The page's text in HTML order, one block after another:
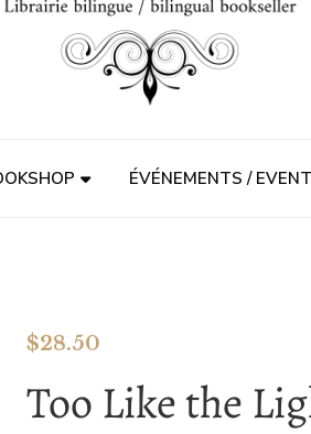
ÉVÉNEMENTS /
$28.50
Too Like the